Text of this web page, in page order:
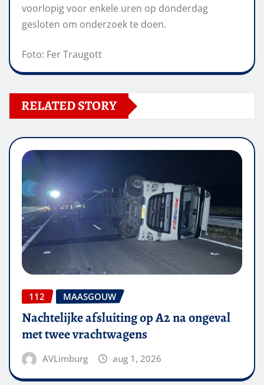
voorlopig voor enkele uren op donderdag
gesloten om onderzoek te doen.
Foto: Fer Traugott
RELATED STORY
112 MAASGOUW
Nachtelijke afsluiting op A2 na ongeval
met twee vrachtwagens
AVLimburg aug 1, 2026